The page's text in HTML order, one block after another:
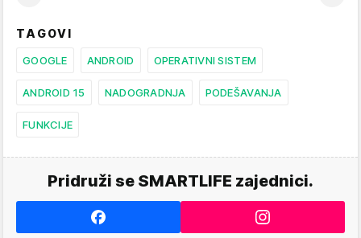
TAGOVI
GOOGLE ANDROID OPERATIVNI SISTEM
ANDROID 15 NADOGRADNJA PODEŠAVANJA
FUNKCIJE
Pridruži se SMARTLIFE zajednici.